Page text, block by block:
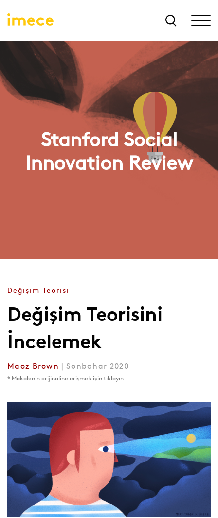
Stanford Social
Innovation Review
Değişim Teorisi
Değişim Teorisini
İncelemek
Maoz Brown | Sonbahar 2020
* Makalenin orijinaline erişmek için tıklayın.